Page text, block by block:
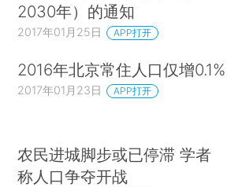
2030年）的通知
2017年01月25日 APP打开
2016年北京常住人口仅增0.1%
2017年01月23日 APP打开
农民进城脚步或已停滞 学者
称人口争夺开战